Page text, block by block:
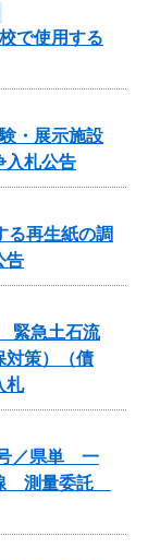
で使用する
・展示施設
入札公告
る再生紙の調
告
緊急土石流
対策）（債
札
号／県単 一
測量委託